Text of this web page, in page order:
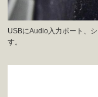
USBにAudio入力ポート、
す。